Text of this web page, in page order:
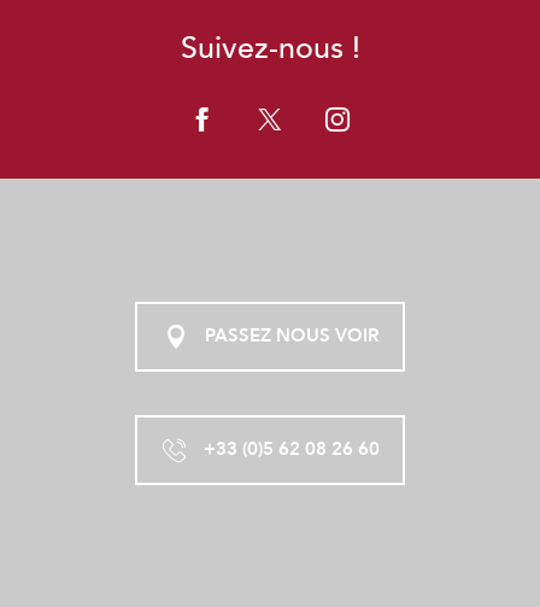
Suivez-nous !
PASSEZ NOUS VOIR
+33 (0)5 62 08 26 60